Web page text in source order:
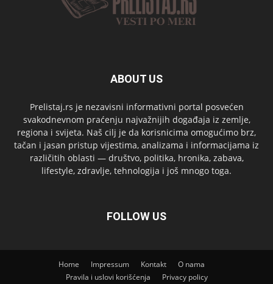
ABOUT US
Prelistaj.rs je nezavisni informativni portal posvećen
svakodnevnom praćenju najvažnijih događaja iz zemlje,
regiona i svijeta. Naš cilj je da korisnicima omogućimo brz,
tačan i jasan pristup vijestima, analizama i informacijama iz
različitih oblasti — društvo, politika, hronika, zabava,
lifestyle, zdravlje, tehnologija i još mnogo toga.
FOLLOW US
Home Impressum Kontakt
O nama
Pravila i uslovi korišćenja
Privacy policy